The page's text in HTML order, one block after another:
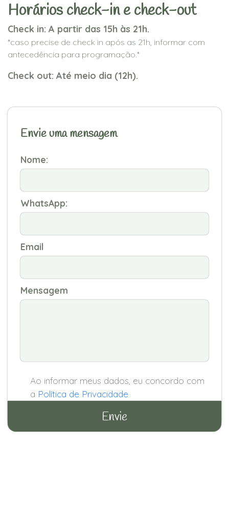
Horários check-in e check-out
Check in: A partir das 15h às 21h.
*caso precise de check in após as 21h, informar com
antecedência para programação.*
Check out: Até meio dia (12h).
Envie uma mensagem
Nome:
WhatsApp:
Email
Mensagem
Ao informar meus dados, eu concordo com
a Política de Privacidade